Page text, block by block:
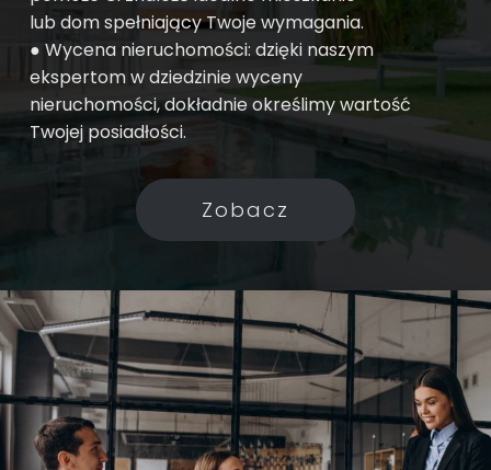
lub dom spełniający Twoje wymagania.
● Wycena nieruchomości: dzięki naszym
ekspertom w dziedzinie wyceny
nieruchomości, dokładnie określimy wartość
Twojej posiadłości.
Zobacz